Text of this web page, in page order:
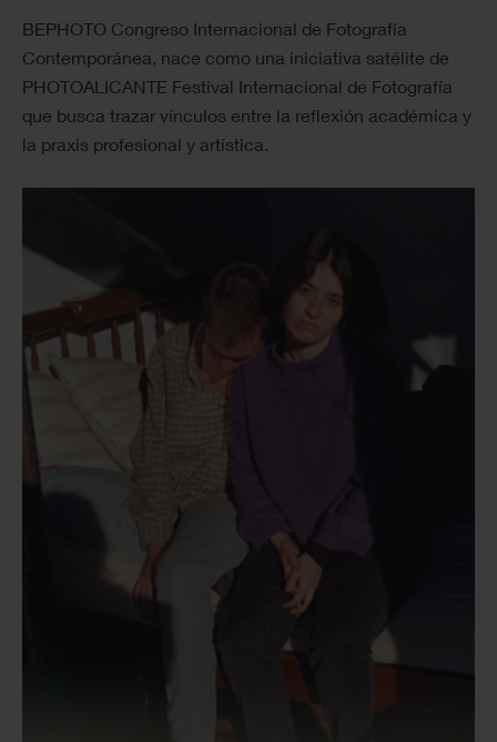
BEPHOTO Congreso Internacional de Fotografía
Contemporánea, nace como una iniciativa satélite de
PHOTOALICANTE Festival Internacional de Fotografía
que busca trazar vínculos entre la reflexión académica y
la praxis profesional y artística.